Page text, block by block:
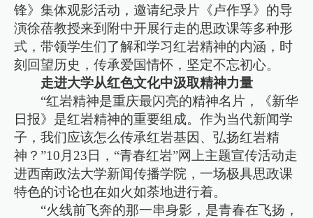
锋》集体观影活动，邀请纪录片《卢作孚》的导
演徐蓓教授来到附中开展行走的思政课等多种形
式，带领学生们了解和学习红岩精神的内涵，时
刻回望历史，传承爱国情怀，坚定不忘初心。
走进大学从红色文化中汲取精神力量
“红岩精神是重庆最闪亮的精神名片，《新华
日报》是红岩精神的重要组成。作为当代新闻学
子，我们应该怎么传承红岩基因、弘扬红岩精
神？”10月23日，“青春红岩”网上主题宣传活动走
进西南政法大学新闻传播学院，一场极具思政课
特色的讨论也在如火如荼地进行着。
“火线前飞奔的那一串身影，是青春在飞扬，